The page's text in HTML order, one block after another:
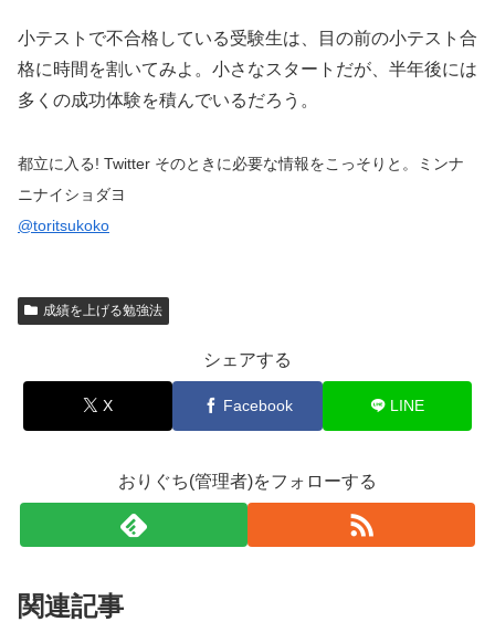
小テストで不合格している受験生は、目の前の小テスト合
格に時間を割いてみよ。小さなスタートだが、半年後には
多くの成功体験を積んでいるだろう。
都立に入る! Twitter そのときに必要な情報をこっそりと。ミンナ
ニナイショダヨ
@toritsukoko
成績を上げる勉強法
シェアする
X Facebook LINE
おりぐち(管理者)をフォローする
関連記事